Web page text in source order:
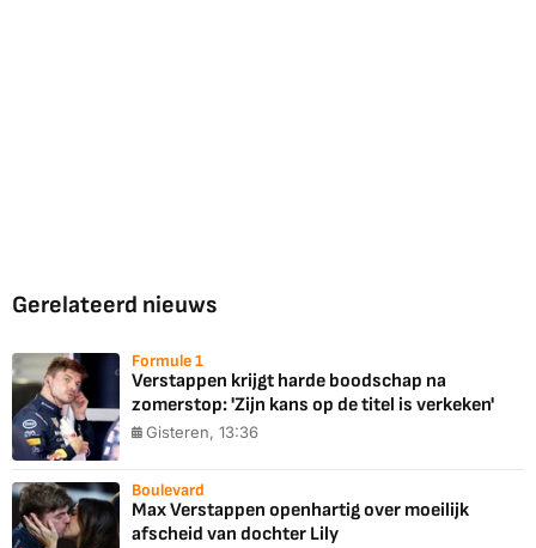
Gerelateerd nieuws
Formule 1
Verstappen krijgt harde boodschap na
zomerstop: 'Zijn kans op de titel is verkeken'
Gisteren, 13:36
Boulevard
Max Verstappen openhartig over moeilijk
afscheid van dochter Lily